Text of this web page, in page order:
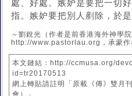
處、好處。嫉妒是要把一切
指。嫉妒要把別人剷除，於
～劉銳光（作者是前香港海外神學
http://www.pastorlau.org，承蒙作
本文鏈結：http://ccmusa.org/
id=tr20170513
網上轉貼請註明「原載《傳》雙月